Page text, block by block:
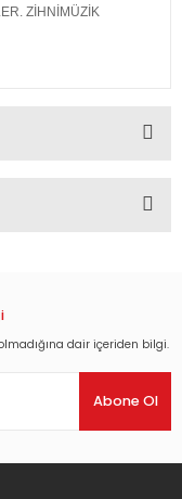
ZİHNİMÜZİK
dair içeriden bilgi.
Abone Ol